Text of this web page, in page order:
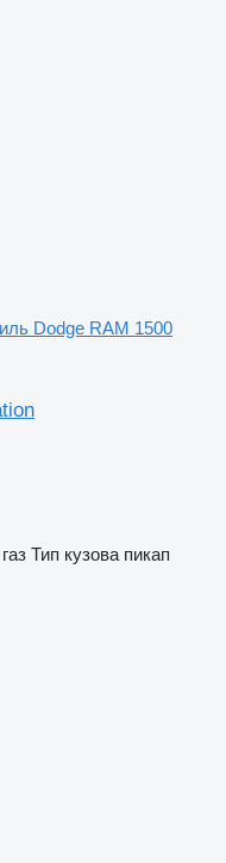
Dodge RAM 1500
газ Тип кузова пикап